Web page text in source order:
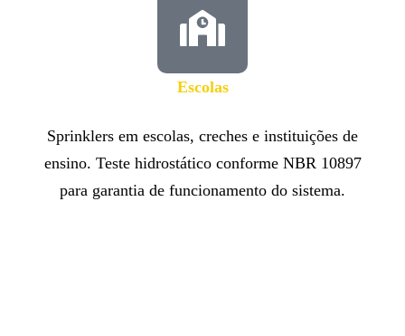
Escolas
Sprinklers em escolas, creches e instituições de
ensino. Teste hidrostático conforme NBR 10897
para garantia de funcionamento do sistema.